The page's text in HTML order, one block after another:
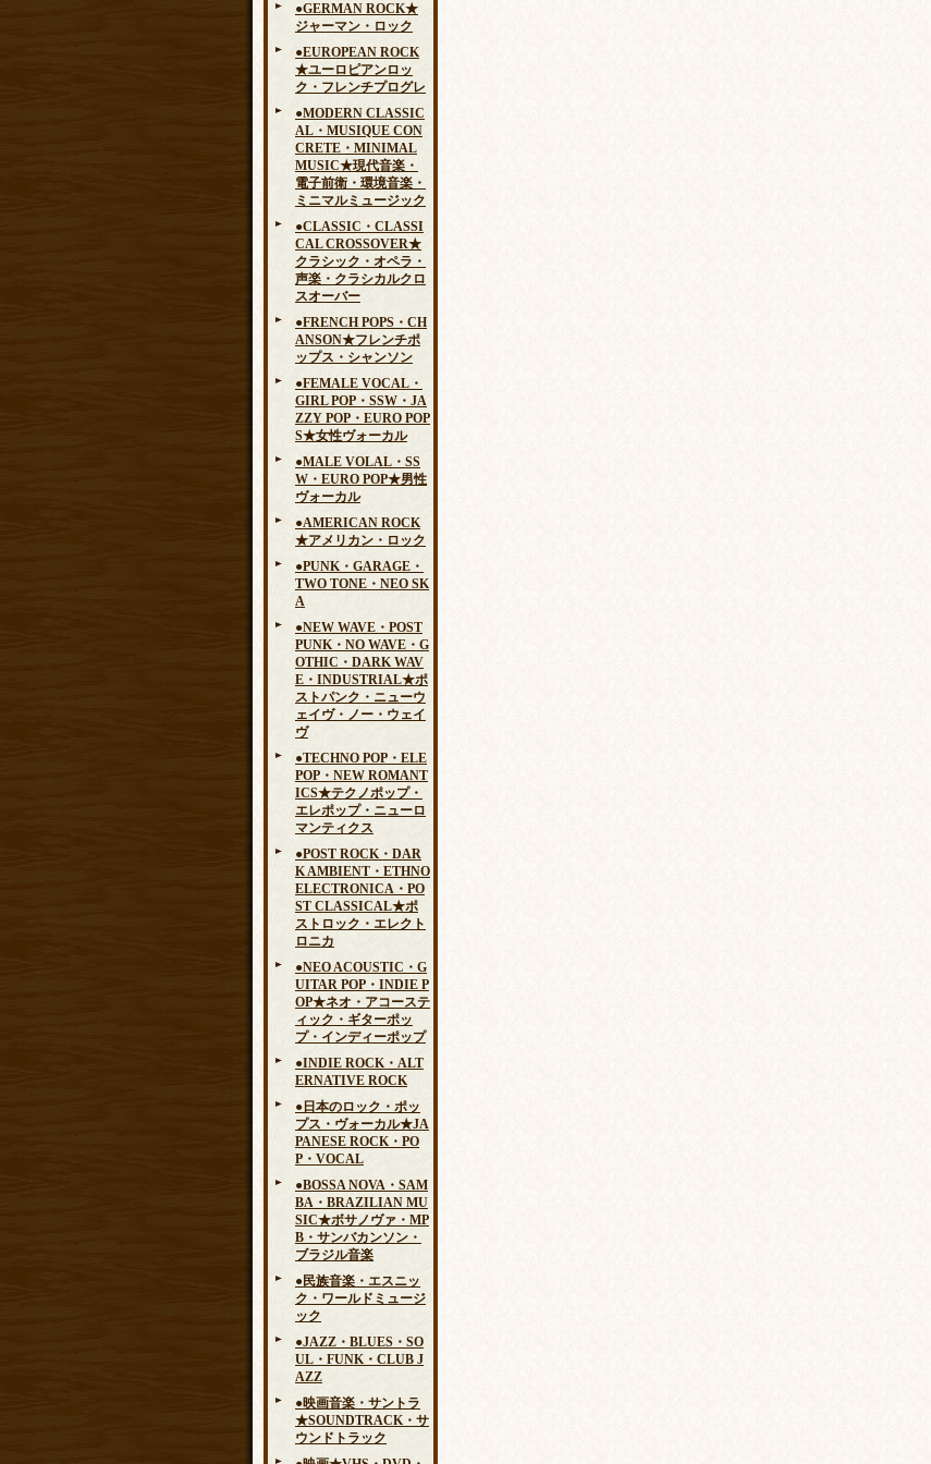
●GERMAN ROCK★
ジャーマン・ロック
●EUROPEAN ROCK
★ユーロピアンロッ
ク・フレンチプログレ
●MODERN CLASSIC
AL・MUSIQUE CON
CRETE・MINIMAL
MUSIC★現代音楽・
電子前衛・環境音楽・
ミニマルミュージック
●CLASSIC・CLASSI
CAL CROSSOVER★
クラシック・オペラ・
声楽・クラシカルクロ
スオーバー
●FRENCH POPS・CH
ANSON★フレンチポ
ップス・シャンソン
●FEMALE VOCAL・
GIRL POP・SSW・JA
ZZY POP・EURO POP
S★女性ヴォーカル
●MALE VOLAL・SS
W・EURO POP★男性
ヴォーカル
●AMERICAN ROCK
★アメリカン・ロック
●PUNK・GARAGE・
TWO TONE・NEO SK
A
●NEW WAVE・POST
PUNK・NO WAVE・G
OTHIC・DARK WAV
E・INDUSTRIAL★ポ
ストパンク・ニューウ
ェイヴ・ノー・ウェイ
ヴ
●TECHNO POP・ELE
POP・NEW ROMANT
ICS★テクノポップ・
エレポップ・ニューロ
マンティクス
●POST ROCK・DAR
K AMBIENT・ETHNO
ELECTRONICA・PO
ST CLASSICAL★ポ
ストロック・エレクト
ロニカ
●NEO ACOUSTIC・G
UITAR POP・INDIE P
OP★ネオ・アコーステ
ィック・ギターポッ
プ・インディーポップ
●INDIE ROCK・ALT
ERNATIVE ROCK
●日本のロック・ポッ
プス・ヴォーカル★JA
PANESE ROCK・PO
P・VOCAL
●BOSSA NOVA・SAM
BA・BRAZILIAN MU
SIC★ボサノヴァ・MP
B・サンバカンソン・
ブラジル音楽
●民族音楽・エスニッ
ク・ワールドミュージ
ック
●JAZZ・BLUES・SO
UL・FUNK・CLUB J
AZZ
●映画音楽・サントラ
★SOUNDTRACK・サ
ウンドトラック